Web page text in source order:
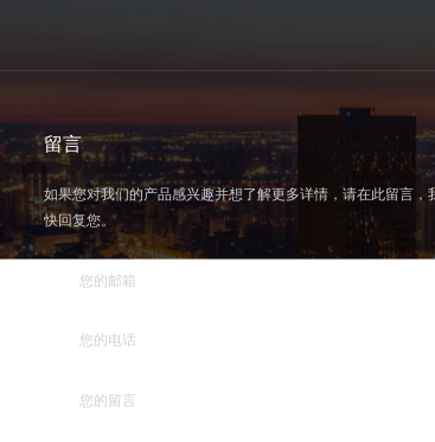
留言
如果您对我们的产品感兴趣并想了解更多详情，请在此留言，
快回复您。